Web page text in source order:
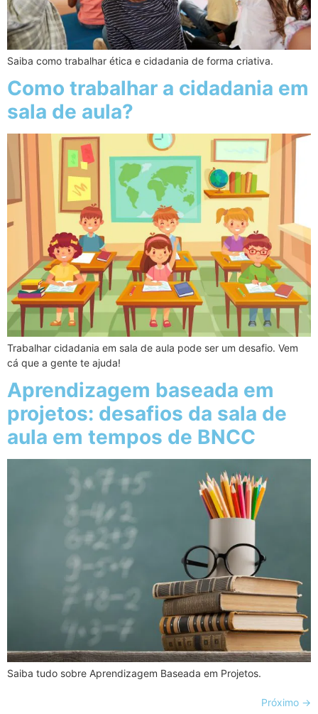
Saiba como trabalhar ética e cidadania de forma criativa.
Como trabalhar a cidadania em
sala de aula?
Trabalhar cidadania em sala de aula pode ser um desafio. Vem
cá que a gente te ajuda!
Aprendizagem baseada em
projetos: desafios da sala de
aula em tempos de BNCC
Saiba tudo sobre Aprendizagem Baseada em Projetos.
Próximo →